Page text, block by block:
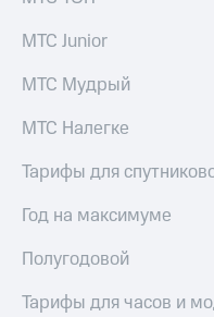
МТС Junior
МТС Мудрый
МТС Налегке
Тарифы для
Год на максимуме
Полугодовой
Тарифы для часов и